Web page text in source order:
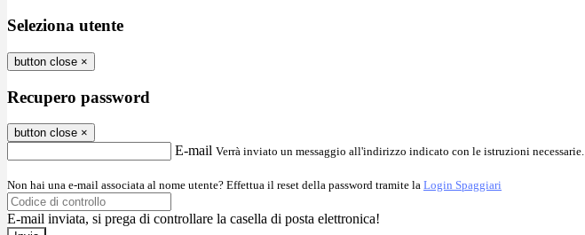
Seleziona utente
button close ×
Recupero password
button close ×
E-mail Verrà inviato un messaggio all'indirizzo indicato con le istruzioni necessarie.
Non hai una e-mail associata al nome utente? Effettua il reset della password tramite la Login Spaggiari
E-mail inviata, si prega di controllare la casella di posta elettronica!